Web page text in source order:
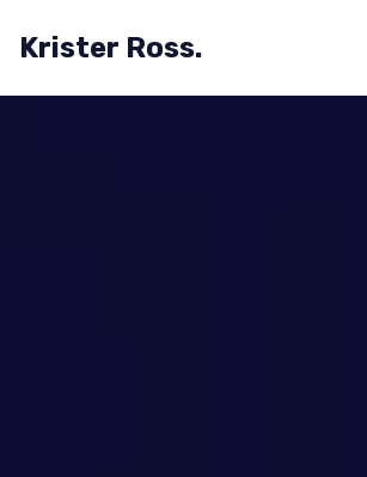
Krister Ross.